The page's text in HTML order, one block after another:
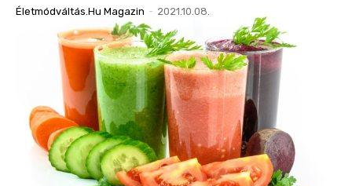
Életmódváltás.hu Magazin - 2021.10.08.